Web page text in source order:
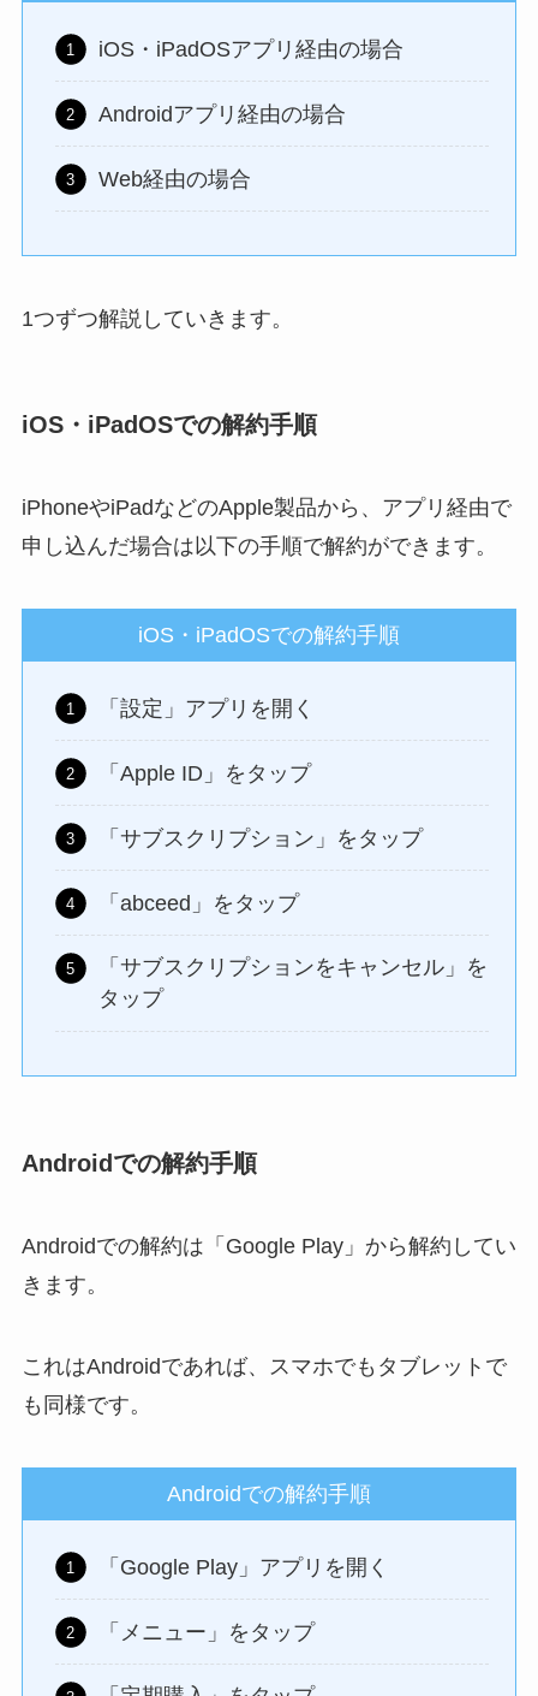
iOS・iPadOSアプリ経由の場合
Androidアプリ経由の場合
Web経由の場合
1つずつ解説していきます。
iOS・iPadOSでの解約手順
iPhoneやiPadなどのApple製品から、アプリ経由で
申し込んだ場合は以下の手順で解約ができます。
iOS・iPadOSでの解約手順
「設定」アプリを開く
「Apple ID」をタップ
「サブスクリプション」をタップ
「abceed」をタップ
「サブスクリプションをキャンセル」を
タップ
Androidでの解約手順
Androidでの解約は「Google Play」から解約してい
きます。
これはAndroidであれば、スマホでもタブレットで
も同様です。
Androidでの解約手順
「Google Play」アプリを開く
「メニュー」をタップ